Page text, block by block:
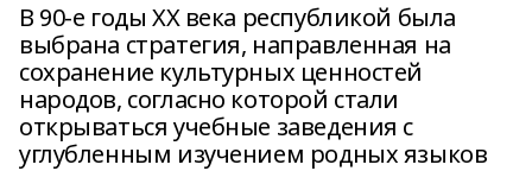
В 90-е годы XX века республикой была
выбрана стратегия, направленная на
сохранение культурных ценностей
народов, согласно которой стали
открываться учебные заведения с
углубленным изучением родных языков